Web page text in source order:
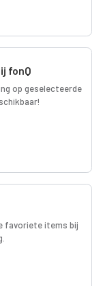
fonQ
op geselecteerde
favoriete items bij